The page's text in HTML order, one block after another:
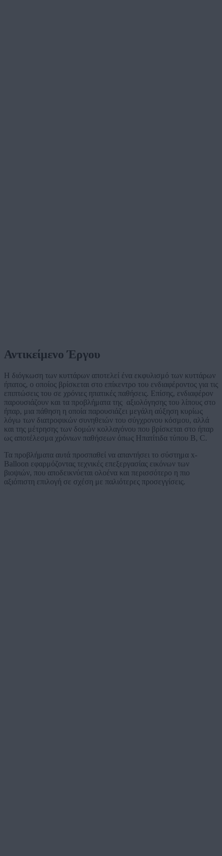
Αντικείμενο Έργου
Η διόγκωση των κυττάρων αποτελεί ένα εκφυλισμό των κυττάρων
ήπατος, ο οποίος βρίσκεται στο επίκεντρο του ενδιαφέροντος για τις
επιπτώσεις του σε χρόνιες ηπατικές παθήσεις. Επίσης, ενδιαφέρον
παρουσιάζουν και τα προβλήματα της αξιολόγησης του λίπους στο
ήπαρ, μια πάθηση η οποία παρουσιάζει μεγάλη αύξηση κυρίως
λόγω των διατροφικών συνηθειών του σύγχρονου κόσμου, αλλά
και της μέτρησης των δομών κολλαγόνου που βρίσκεται στο ήπαρ
ως αποτέλεσμα χρόνιων παθήσεων όπως Ηπατίτιδα τύπου Β, C.
Τα προβλήματα αυτά προσπαθεί να απαντήσει το σύστημα x-
Balloon εφαρμόζοντας τεχνικές επεξεργασίας εικόνων των
βιοψιών, που αποδεικνύεται ολοένα και περισσότερο η πιο
αξιόπιστη επιλογή σε σχέση με παλιότερες προσεγγίσεις.